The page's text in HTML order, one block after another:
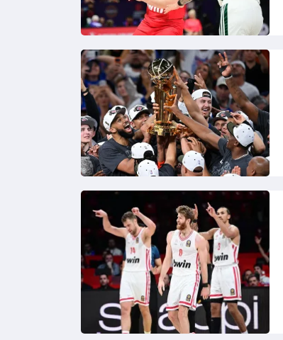
Снимка: То Вима
Снимка: Асошиейтед прес